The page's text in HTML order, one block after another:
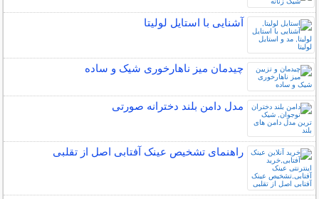
آشنایی با استایل لولیتا
چیدمان میز ناهارخوری شیک و ساده
مدل دامن بلند دخترانه صورتی
راهنمای تشخیص عینک آفتابی اصل از تقلبی